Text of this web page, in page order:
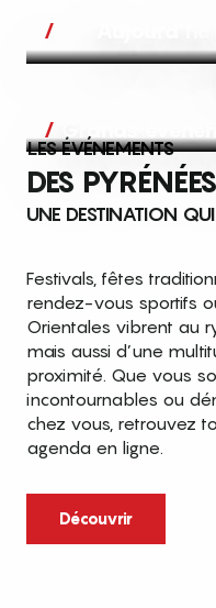
Grands
LES ÉVÉNEMENTS
DES
UNE DESTINATION
Festivals, fêtes
rendez-vous sportifs
Orientales vibrent au
mais aussi d’une
proximité. Que vous
incontournables ou
chez vous, retrouvez
agenda en ligne.
Découvrir
Top des
cet été dans
Entre mer
caractère et
Pyrénées-
idéale pour